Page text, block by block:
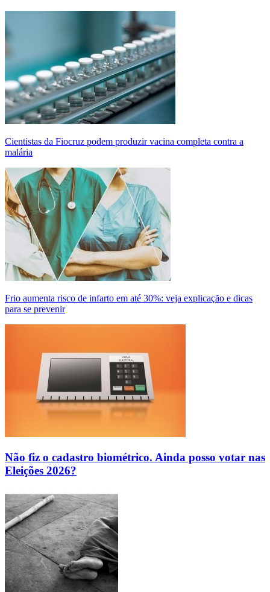
Cientistas da Fiocruz podem produzir vacina completa contra a
malária
Frio aumenta risco de infarto em até 30%: veja explicação e dicas
para se prevenir
Não fiz o cadastro biométrico. Ainda posso votar nas
Eleições 2026?